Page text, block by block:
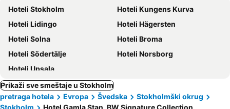
Hoteli Stokholm
Hoteli Kungens Kurva
Hoteli Lidingo
Hoteli Hägersten
Hoteli Solna
Hoteli Broma
Hoteli Södertälje
Hoteli Norsborg
Hoteli Upsala
Prikaži sve smeštaje u Stokholm
pretraga hotela
Evropa Švedska
Stokholmški okrug